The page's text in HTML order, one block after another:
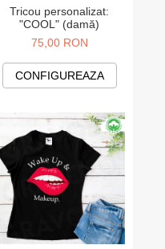
Tricou personalizat:
"COOL" (damă)
75,00 RON
CONFIGUREAZA